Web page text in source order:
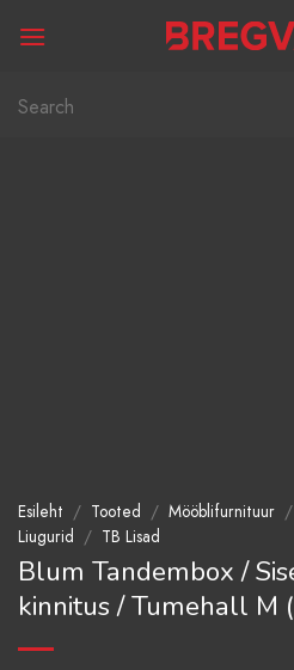
Otsi:
Esileht / Tooted / Mööblifurnituur /
Liugurid / TB Lisad
Blum Tandembox /
kinnitus / Tumehall M